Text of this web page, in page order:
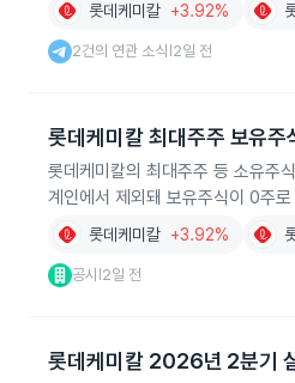
롯데케미칼 +3.92%
2건의 연관 소식 2일 전
롯데케미칼 최대주주 보유
롯데케미칼의 최대주주 등 소유
계인에서 제외돼 보유주식이 0주
롯데케미칼 +3.92%
공시 2일 전
롯데케미칼 2026년 2분기